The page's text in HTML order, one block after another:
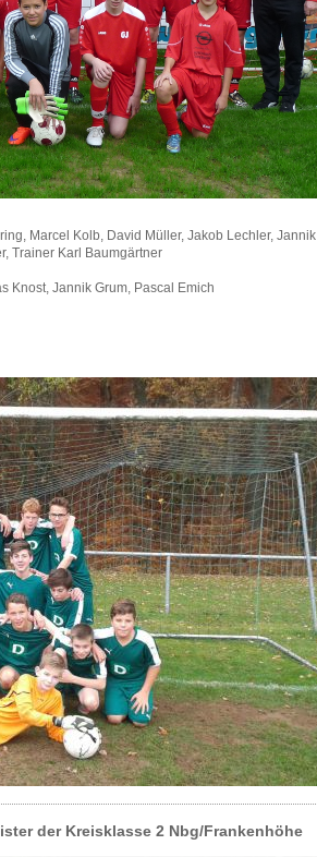
Marcel Kolb, David Müller, Jakob Lechler, Jannik
Trainer Karl Baumgärtner
Knost, Jannik Grum, Pascal Emich
der Kreisklasse 2 Nbg/Frankenhöhe